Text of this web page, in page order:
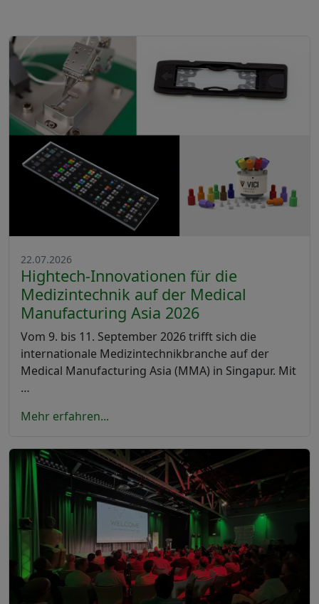
22.07.2026
Hightech-Innovationen für die
Medizintechnik auf der Medical
Manufacturing Asia 2026
Vom 9. bis 11. September 2026 trifft sich die
internationale Medizintechnikbranche auf der
Medical Manufacturing Asia (MMA) in Singapur. Mit
…
Mehr erfahren...